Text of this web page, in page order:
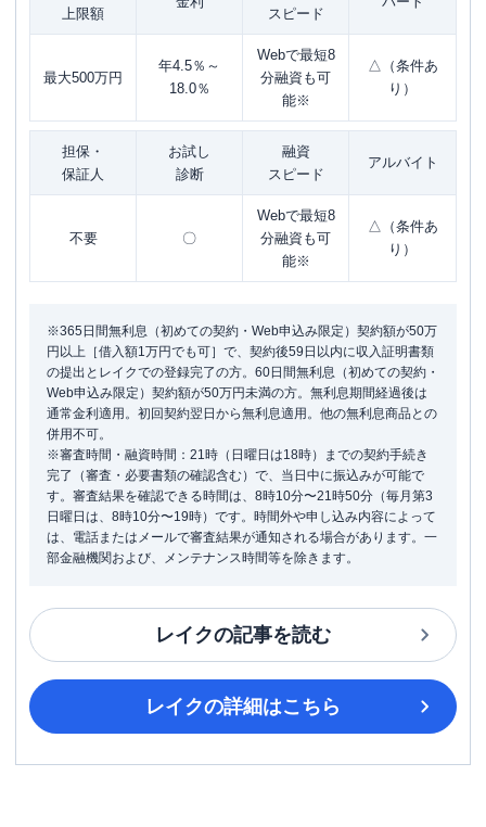
上限額 スピード
最大500万円
年4.5％～
18.0％
Webで最短8
分融資も可
能※
△（条件あ
り）
担保・
保証人
お試し
診断
融資
スピード
アルバイト
不要 〇
Webで最短8
分融資も可
能※
△（条件あ
り）
※365日間無利息（初めての契約・Web申込み限定）契約額が50万
円以上［借入額1万円でも可］で、契約後59日以内に収入証明書類
の提出とレイクでの登録完了の方。60日間無利息（初めての契約・
Web申込み限定）契約額が50万円未満の方。無利息期間経過後は
通常金利適用。初回契約翌日から無利息適用。他の無利息商品との
併用不可。
※審査時間・融資時間：21時（日曜日は18時）までの契約手続き
完了（審査・必要書類の確認含む）で、当日中に振込みが可能で
す。審査結果を確認できる時間は、8時10分〜21時50分（毎月第3
日曜日は、8時10分〜19時）です。時間外や申し込み内容によって
は、電話またはメールで審査結果が通知される場合があります。一
部金融機関および、メンテナンス時間等を除きます。
レイクの記事を読む
レイクの詳細はこちら